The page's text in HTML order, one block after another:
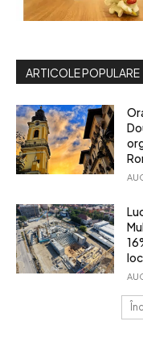
ARTICOLE POPULARE